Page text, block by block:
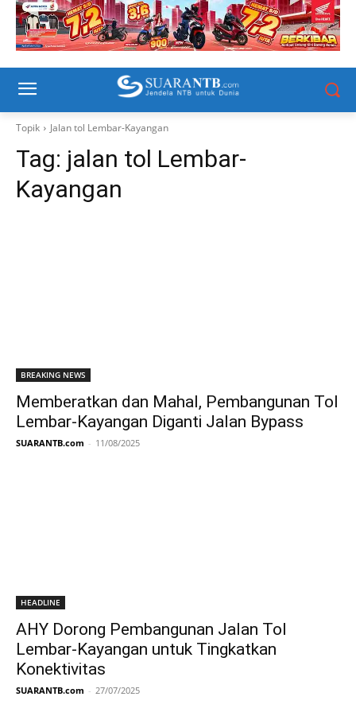
Topik Jalan tol Lembar-Kayangan
Tag: jalan tol Lembar-
Kayangan
BREAKING NEWS
Memberatkan dan Mahal, Pembangunan Tol
Lembar-Kayangan Diganti Jalan Bypass
SUARANTB.com - 11/08/2025
HEADLINE
AHY Dorong Pembangunan Jalan Tol
Lembar-Kayangan untuk Tingkatkan
Konektivitas
SUARANTB.com - 27/07/2025